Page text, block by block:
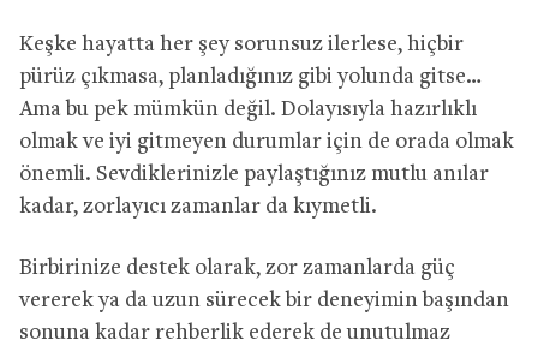
Keşke hayatta her şey sorunsuz ilerlese, hiçbir
pürüz çıkmasa, planladığınız gibi yolunda gitse…
Ama bu pek mümkün değil. Dolayısıyla hazırlıklı
olmak ve iyi gitmeyen durumlar için de orada olmak
önemli. Sevdiklerinizle paylaştığınız mutlu anılar
kadar, zorlayıcı zamanlar da kıymetli.
Birbirinize destek olarak, zor zamanlarda güç
vererek ya da uzun sürecek bir deneyimin başından
sonuna kadar rehberlik ederek de unutulmaz